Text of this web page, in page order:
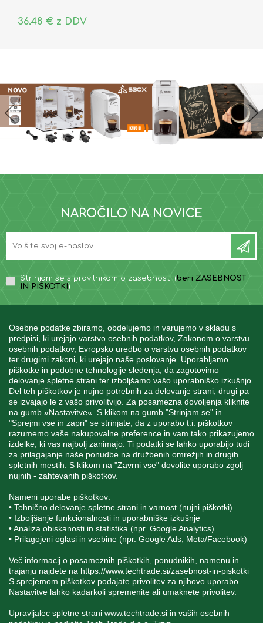
Osebne podatke zbiramo, obdelujemo in varujemo v skladu s
predpisi, ki urejajo varstvo osebnih podatkov, Zakonom o varstvu
osebnih podatkov, Evropsko uredbo o varstvu osebnih podatkov
ter drugimi zakoni, ki urejajo naše poslovanje. Uporabljamo
piškotke in podobne tehnologije sledenja, da zagotovimo
delovanje spletne strani ter izboljšamo vašo uporabniško izkušnjo.
Del teh piškotkov je nujno potrebnih za delovanje strani, drugi pa
se izvajajo le z vašo privolitvijo. Za posamezna dovoljenja kliknite
na gumb »Nastavitve«. S klikom na gumb "Strinjam se" in
"Sprejmi vse in zapri" se strinjate, da z uporabo t.i. piškotkov
razumemo vaše nakupovalne preference in vam tako prikazujemo
izdelke, ki vas najbolj zanimajo. Ti podatki se lahko uporabijo tudi
za prilagajanje naše ponudbe na družbenih omrežjih in drugih
spletnih mestih. S klikom na "Zavrni vse" dovolite uporabo zgolj
nujnih - zahtevanih piškotkov.
Nameni uporabe piškotkov:
• Tehnično delovanje spletne strani in varnost (nujni piškotki)
• Izboljšanje funkcionalnosti in uporabniške izkušnje
• Analiza obiskanosti in statistika (npr. Google Analytics)
• Prilagojeni oglasi in vsebine (npr. Google Ads, Meta/Facebook)
Več informacij o posameznih piškotkih, ponudnikih, namenu in
trajanju najdete na https://www.techtrade.si/zasebnost-in-piskotki
S sprejemom piškotkov podajate privolitev za njihovo uporabo.
Nastavitve lahko kadarkoli spremenite ali umaknete privolitev.
Upravljalec spletne strani www.techtrade.si in vaših osebnih
36,48 € z DDV
NAROČILO NA NOVICE
Strinjam se s pravilnikom o zasebnosti (beri ZASEBNOST
IN PIŠKOTKI )
INFORMACIJE
MOJ RAČUN
STORITEV ZA STRANKE
SPREMLJAJTE NAS
Blatnica 8, 1236 Trzin